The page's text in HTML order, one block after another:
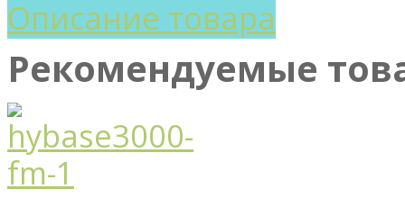
Описание товара
Рекомендуемые